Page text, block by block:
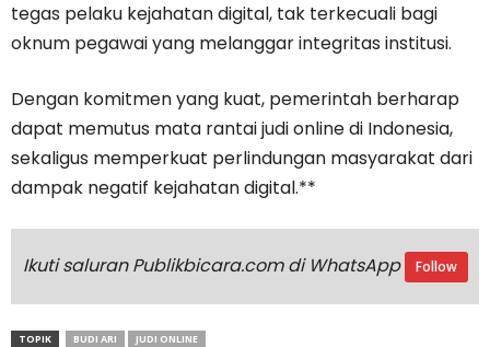
tegas pelaku kejahatan digital, tak terkecuali bagi
oknum pegawai yang melanggar integritas institusi.
Dengan komitmen yang kuat, pemerintah berharap
dapat memutus mata rantai judi online di Indonesia,
sekaligus memperkuat perlindungan masyarakat dari
dampak negatif kejahatan digital.**
Ikuti saluran Publikbicara.com di WhatsApp Follow
TOPIK BUDI ARI JUDI ONLINE